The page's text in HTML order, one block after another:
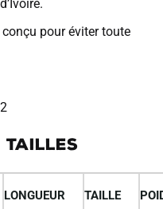
pour éviter toute
TAILLES
LONGUEUR
TAILLE